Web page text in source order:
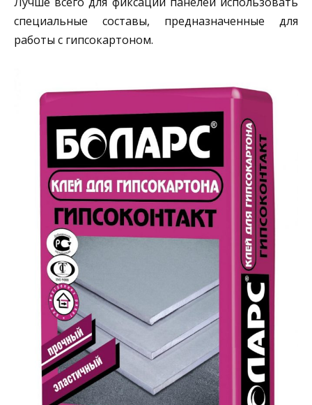
специальные составы, предназначенные для
работы с гипсокартоном.